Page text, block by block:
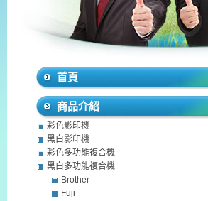
首頁
商品介紹
彩色影印機
黑白影印機
彩色多功能複合機
黑白多功能複合機
Brother
Fuji